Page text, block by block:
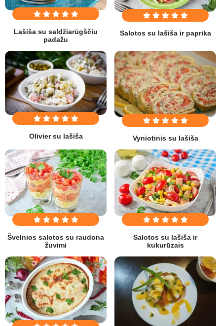
Lašiša su saldžiarūgščiu
padažu
Salotos su lašiša ir paprika
Olivier su lašiša Vyniotinis su lašiša
Švelnios salotos su raudona
žuvimi
Salotos su lašiša ir
kukurūzais